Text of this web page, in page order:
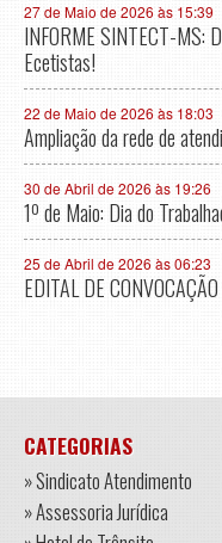
27 de Maio de 2026 às 15:39
INFORME SINTECT-MS:
Ecetistas!
22 de Maio de 2026 às 18:03
Ampliação da rede de
30 de Abril de 2026 às 19:26
1º de Maio: Dia do
25 de Abril de 2026 às 06:23
EDITAL DE
CATEGORIAS
» Sindicato Atendimento
» Assessoria Jurídica